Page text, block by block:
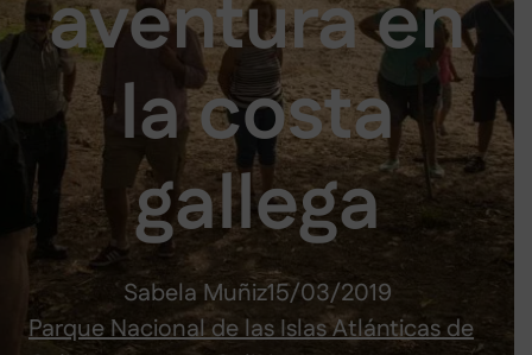
aventura en
la costa
gallega
Sabela Muñiz15/03/2019
Parque Nacional de las Islas Atlánticas de